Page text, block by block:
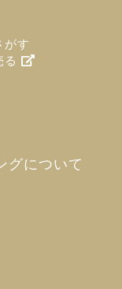
がす
る
グについて